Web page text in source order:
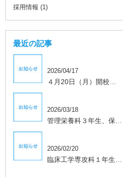
採用情報 (1)
最近の記事
2026/04/17
４月20日（月）開校…
2026/03/18
管理栄養科３年生、保…
2026/02/20
臨床工学専攻科１年生…